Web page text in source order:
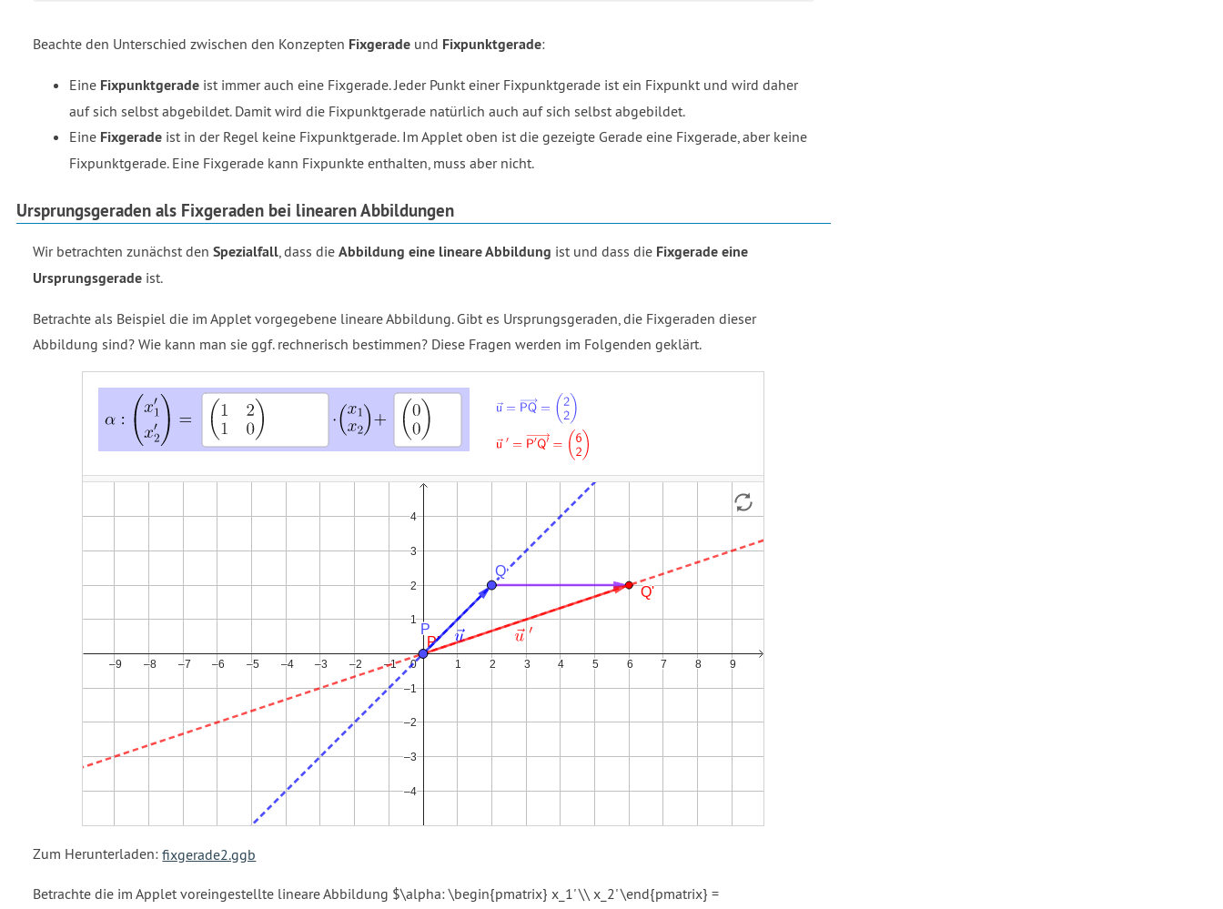
Beachte den Unterschied zwischen den Konzepten Fixgerade und Fixpunktgerade:
Eine Fixpunktgerade ist immer auch eine Fixgerade. Jeder Punkt einer Fixpunktgerade ist ein Fixpunkt und wird daher
auf sich selbst abgebildet. Damit wird die Fixpunktgerade natürlich auch auf sich selbst abgebildet.
Eine Fixgerade ist in der Regel keine Fixpunktgerade. Im Applet oben ist die gezeigte Gerade eine Fixgerade, aber keine
Fixpunktgerade. Eine Fixgerade kann Fixpunkte enthalten, muss aber nicht.
Ursprungsgeraden als Fixgeraden bei linearen Abbildungen
Wir betrachten zunächst den Spezialfall, dass die Abbildung eine lineare Abbildung ist und dass die Fixgerade eine
Ursprungsgerade ist.
Betrachte als Beispiel die im Applet vorgegebene lineare Abbildung. Gibt es Ursprungsgeraden, die Fixgeraden dieser
Abbildung sind? Wie kann man sie ggf. rechnerisch bestimmen? Diese Fragen werden im Folgenden geklärt.
Zum Herunterladen: fixgerade2.ggb
Betrachte die im Applet voreingestellte lineare Abbildung $\alpha: \begin{pmatrix} x_1' \\ x_2' \end{pmatrix} =